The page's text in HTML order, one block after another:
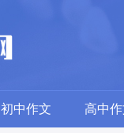
初中作文 高中